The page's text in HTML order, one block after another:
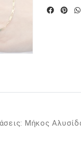
Μήκος